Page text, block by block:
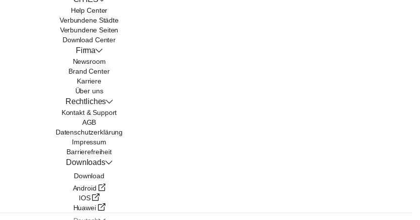
Help Center
Verbundene Städte
Verbundene Seiten
Download Center
Firma
Newsroom
Brand Center
Karriere
Über uns
Rechtliches
Kontakt & Support
AGB
Datenschutzerklärung
Impressum
Barrierefreiheit
Downloads
Download
Android
IOS
Huawei